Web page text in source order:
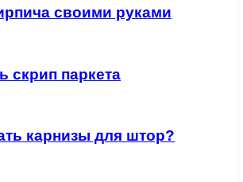
своими руками
скрип паркета
карнизы для штор?